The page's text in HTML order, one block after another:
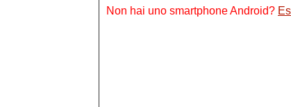
Non hai uno smartphone Android?